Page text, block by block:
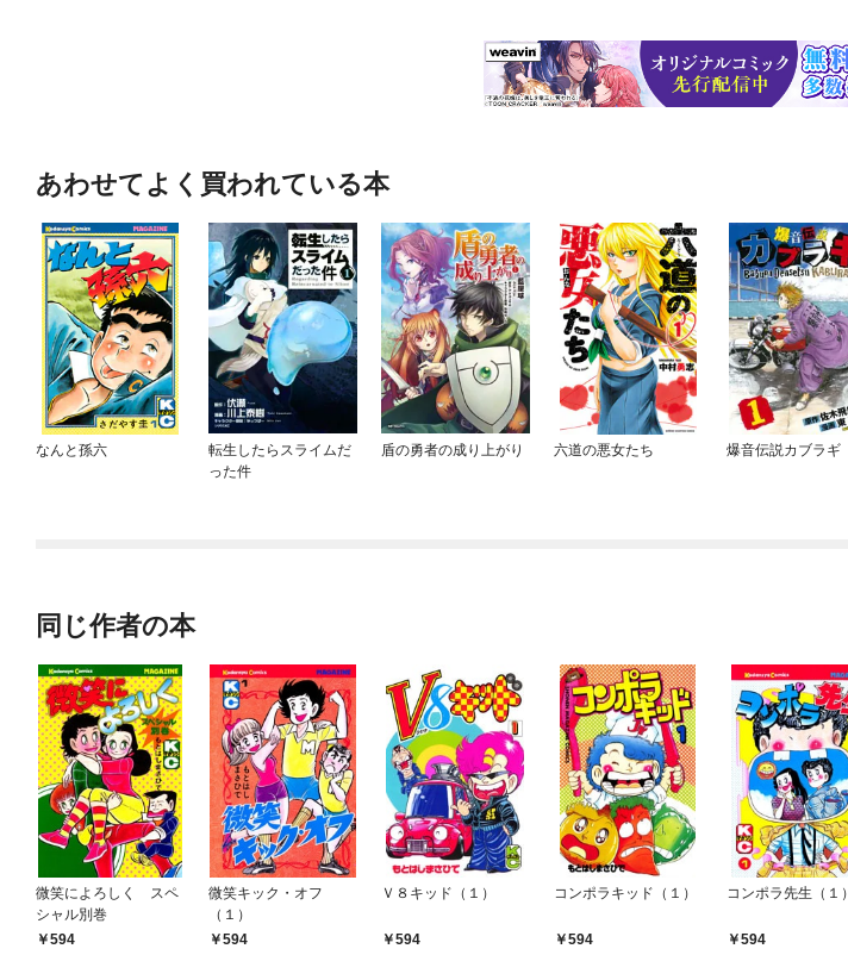
あわせてよく買われている本
なんと孫六
転生したらスライムだ
った件
盾の勇者の成り上がり 六道の悪女たち 爆音伝説カブラギ
同じ作者の本
微笑によろしく スペ
シャル別巻
594
微笑キック・オフ
（１）
594
Ｖ８キッド（１）
594
コンポラキッド（１）
594
コンポラ先生（１）
594